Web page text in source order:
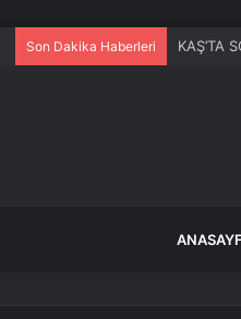
Son Dakika Haberleri Akustik